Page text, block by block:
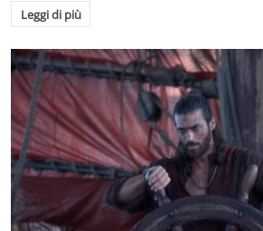
Leggi di più